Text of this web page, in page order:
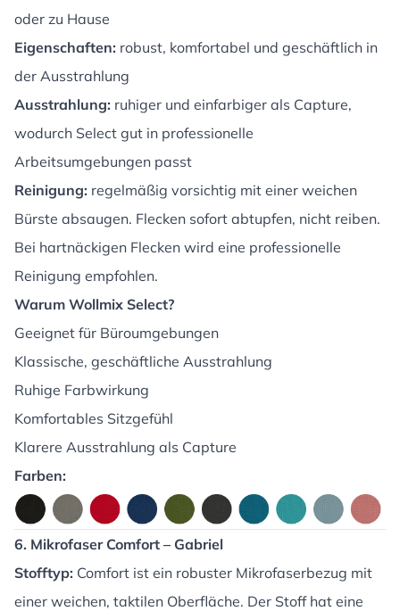
oder zu Hause
Eigenschaften: robust, komfortabel und geschäftlich in
der Ausstrahlung
Ausstrahlung: ruhiger und einfarbiger als Capture,
wodurch Select gut in professionelle
Arbeitsumgebungen passt
Reinigung: regelmäßig vorsichtig mit einer weichen
Bürste absaugen. Flecken sofort abtupfen, nicht reiben.
Bei hartnäckigen Flecken wird eine professionelle
Reinigung empfohlen.
Warum Wollmix Select?
Geeignet für Büroumgebungen
Klassische, geschäftliche Ausstrahlung
Ruhige Farbwirkung
Komfortables Sitzgefühl
Klarere Ausstrahlung als Capture
Farben:
6. Mikrofaser Comfort – Gabriel
Stofftyp: Comfort ist ein robuster Mikrofaserbezug mit
einer weichen, taktilen Oberfläche. Der Stoff hat eine